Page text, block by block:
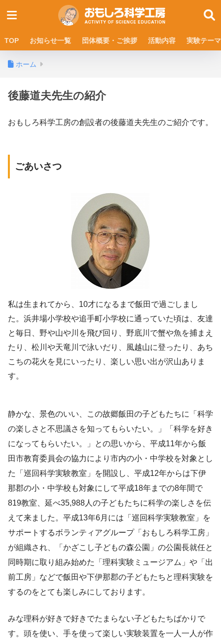
TOP お知らせ一覧 団体概要・ご挨拶 活動内容 実験テーマ
ホーム
後藤道夫先生の紹介
おもしろ科学工房の創設者の後藤道夫先生のご紹介です。
ごあいさつ
私は生まれてから、10才になるまで飯田で過ごしまし
た。浜井場小学校や追手町小学校に通っていた頃は、友達
と毎日、野や山や川を飛び回り、野底川で蟹や魚を捕まえ
たり、松川や天竜川で泳いだり、風越山に登ったり、あち
こちの花火を見にいったり、楽しい思い出が沢山ありま
す。
静かな、景色のいい、この故郷飯田の子どもたちに「科学
の楽しさと不思議さを知ってもらいたい。」「科学を好き
になってもらいたい。」との思いから、平成11年から飯
田市教育委員会の協力により市内の小・中学校を対象とし
た「巡回科学実験教室」を開設し、平成12年からは下伊
那郡の小・中学校も対象にして平成18年までの8年間で
819教室、延べ35,988人の子どもたちに科学の楽しさを伝
えて来ました。平成13年6月には「巡回科学実験教室」を
サポートするボランティアグループ「おもしろ科学工房」
が組織され、「かざこし子どもの森公園」の公園長就任と
同時期に取り組み始めた「理科実験ミュージアム」や「出
前工房」などで飯田や下伊那郡の子どもたちと理科実験を
するのをとても楽しみにしております。
みな理科が好きで好きでたまらない子どもたちばかりで
す。頭を使い、手を使って楽しい実験装置を一人一人が作